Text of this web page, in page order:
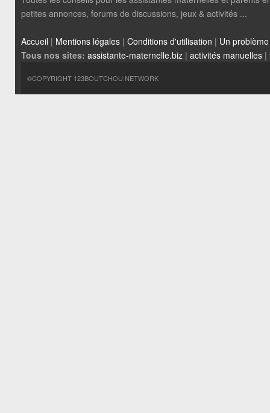
petites annonces, forums de discussions, jeux & activités ...
Accueil | Mentions légales | Conditions d'utilisation | Un
Tous nos sites: assistante-maternelle.biz | activités manuelles |
©COPYRIGHT 123BOUTCHOU NETWORK